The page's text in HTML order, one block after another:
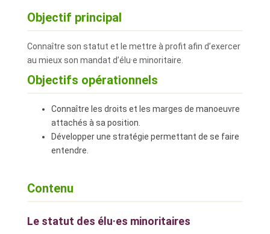
Objectif principal
Connaître son statut et le mettre à profit afin d’exercer
au mieux son mandat d’élu·e minoritaire.
Objectifs opérationnels
Connaître les droits et les marges de manoeuvre
attachés à sa position.
Développer une stratégie permettant de se faire
entendre.
Contenu
Le statut des élu·es minoritaires